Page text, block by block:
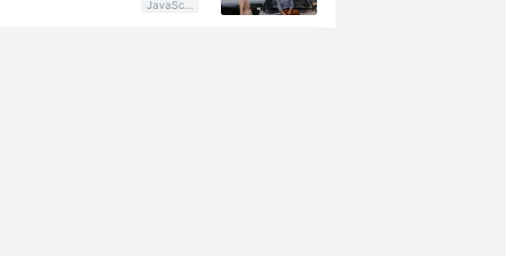
JavaScript